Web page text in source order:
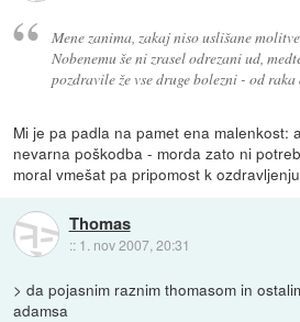
Mene zanima, zakaj niso uslišane
Nobenemu še ni zrasel odrezani ud,
pozdravile že vse druge bolezni - od
Mi je pa padla na pamet ena malenkost:
nevarna poškodba - morda zato ni
moral vmešat pa pripomost k
Thomas
:: 1. nov 2007, 20:31
> da pojasnim raznim thomasom in
adamsa